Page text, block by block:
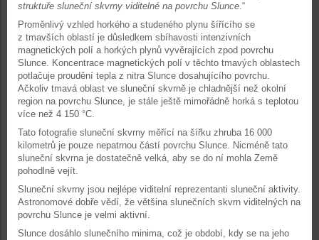
struktuře sluneční skvrny viditelné na povrchu Slunce.“
Proměnlivý vzhled horkého a studeného plynu šířícího se
z tmavších oblastí je důsledkem sbíhavosti intenzivních
magnetických polí a horkých plynů vyvěrajících zpod povrchu
Slunce. Koncentrace magnetických polí v těchto tmavých oblastech
potlačuje proudění tepla z nitra Slunce dosahujícího povrchu.
Ačkoliv tmavá oblast ve sluneční skvrně je chladnější než okolní
region na povrchu Slunce, je stále ještě mimořádně horká s teplotou
více než 4 150 °C.
Tato fotografie sluneční skvrny měřící na šířku zhruba 16 000
kilometrů je pouze nepatrnou částí povrchu Slunce. Nicméně tato
sluneční skvrna je dostatečně velká, aby se do ní mohla Země
pohodlně vejít.
Sluneční skvrny jsou nejlépe viditelní reprezentanti sluneční aktivity.
Astronomové dobře vědí, že většina slunečních skvrn viditelných na
povrchu Slunce je velmi aktivní.
Slunce dosáhlo slunečního minima, což je období, kdy se na jeho